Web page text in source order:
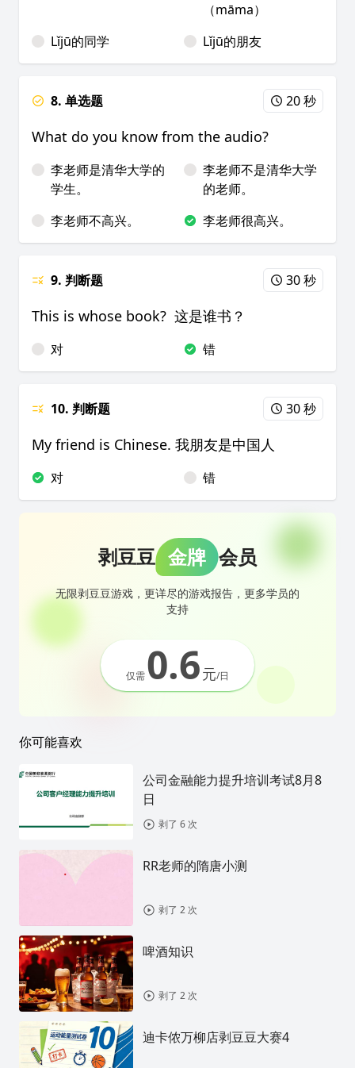
（māma）
Lǐjū的同学
Lǐjū的朋友
8. 单选题 20 秒
What do you know from the audio?
李老师是清华大学的
学生。
李老师不是清华大学
的老师。
李老师不高兴。
李老师很高兴。
9. 判断题 30 秒
This is whose book? 这是谁书？
对 错
10. 判断题 30 秒
My friend is Chinese. 我朋友是中国人
对 错
剥豆豆 金牌 会员
无限剥豆豆游戏，更详尽的游戏报告，更多学员的
支持
仅需0.6元/日
你可能喜欢
公司金融能力提升培训考试8月8
日
剥了 6 次
RR老师的隋唐小测
剥了 2 次
啤酒知识
剥了 2 次
迪卡侬万柳店剥豆豆大赛4